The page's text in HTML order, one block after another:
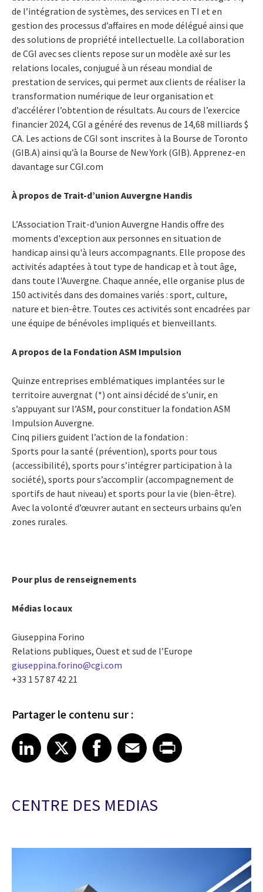
de l’intégration de systèmes, des services en TI et en
gestion des processus d’affaires en mode délégué ainsi que
des solutions de propriété intellectuelle. La collaboration
de CGI avec ses clients repose sur un modèle axé sur les
relations locales, conjugué à un réseau mondial de
prestation de services, qui permet aux clients de réaliser la
transformation numérique de leur organisation et
d’accélérer l’obtention de résultats. Au cours de l’exercice
financier 2024, CGI a généré des revenus de 14,68 milliards $
CA. Les actions de CGI sont inscrites à la Bourse de Toronto
(GIB.A) ainsi qu’à la Bourse de New York (GIB). Apprenez-en
davantage sur CGI.com
À propos de Trait-d’union Auvergne Handis
L’Association Trait-d'union Auvergne Handis offre des
moments d'exception aux personnes en situation de
handicap ainsi qu'à leurs accompagnants. Elle propose des
activités adaptées à tout type de handicap et à tout âge,
dans toute l'Auvergne. Chaque année, elle organise plus de
150 activités dans des domaines variés : sport, culture,
nature et bien-être. Toutes ces activités sont encadrées par
une équipe de bénévoles impliqués et bienveillants.
A propos de la Fondation ASM Impulsion
Quinze entreprises emblématiques implantées sur le
territoire auvergnat (*) ont ainsi décidé de s’unir, en
s’appuyant sur l’ASM, pour constituer la fondation ASM
Impulsion Auvergne.
Cinq piliers guident l’action de la fondation :
Sports pour la santé (prévention), sports pour tous
(accessibilité), sports pour s’intégrer participation à la
société), sports pour s’accomplir (accompagnement de
sportifs de haut niveau) et sports pour la vie (bien-être).
Avec la volonté d’œuvrer autant en secteurs urbains qu’en
zones rurales.
Pour plus de renseignements
Médias locaux
Giuseppina Forino
Relations publiques, Ouest et sud de l’Europe
giuseppina.forino@cgi.com
+33 1 57 87 42 21
Partager le contenu sur :
Share article on LinkedIn
LinkedIn
Share article on XShare article on Facebook
Facebook
Share article on Email
EmailShare article on Print
CENTRE DES MEDIAS